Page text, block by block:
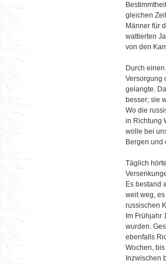
gleichen
Männer für
wattierten
von den
Durch
Versorgung
gelangte.
besser; sie
Wo die
in Richtung
wolle bei
Bergen und
Täglich
Es bestand
weit weg,
russischen
Im Frühjahr
wurden.
ebenfalls
Wochen,
Inzwischen